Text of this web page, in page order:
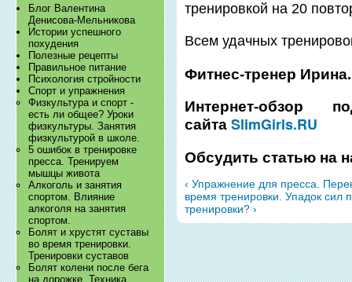
Блог Валентина
Денисова-Мельникова
Истории успешного
похудения
Полезные рецепты
Правильное питание
Психология стройности
Спорт и упражнения
Физкультура и спорт -
есть ли общее? Уроки
физкультуры. Занятия
физкультурой в школе.
5 ошибок в тренировке
пресса. Тренируем
мышцы живота
Алкоголь и занятия
спортом. Влияние
алкоголя на занятия
спортом.
Болят и хрустят суставы
во время тренировки.
Тренировки суставов
Болят колени после бега
на дорожке. Техника
тренировкой на 20
Всем удачных
Фитнес-тренер Ирина.
Интернет-обзор
сайтаSlimGirls.RU
Обсудить статью
‹ Упражнение для пресса.
время тренировки. Упадок сил
тренировки? ›